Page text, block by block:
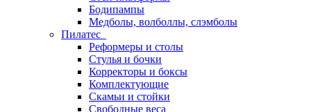
Бодипампы
Медболы, волболлы, слэмболы
Пилатес
Реформеры и столы
Стулья и бочки
Корректоры и боксы
Комплектующие
Скамьи и стойки
Свободные веса